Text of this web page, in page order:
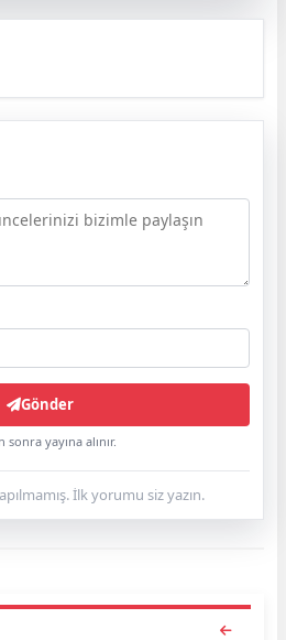
Gönder
yayına alınır.
İlk yorumu siz yazın.